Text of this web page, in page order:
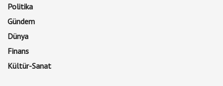
Politika
Gündem
Dünya
Finans
Kültür-Sanat